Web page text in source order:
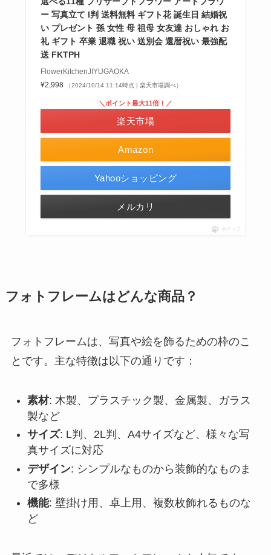
ー 写真立て l判 送料無料 ギフト花 誕生日 結婚祝
い プレゼント 孫 女性 母 祖母 女友達 おしゃれ お
礼 ギフト 卒業 退職 祝い 送別会 還暦祝い 最強配
送 FKTPH
FlowerKitchenJIYUGAOKA
¥2,998
（2024/10/14 11:14時点 | 楽天市場調べ）
Amazon
＼ポイント最大11倍！／
楽天市場
Yahooショッピング
メルカリ
ポチップ
フォトフレームはどんな商品？
フォトフレームは、写真や絵を飾るための枠のこ
とです。主な特徴は以下の通りです：
素材: 木製、プラスチック製、金属製、ガラス
製など
サイズ: L判、2L判、A4サイズなど、様々な写
真サイズに対応
デザイン: シンプルなものから装飾的なものま
で多様
機能: 壁掛け用、卓上用、複数枚飾れるものな
ど